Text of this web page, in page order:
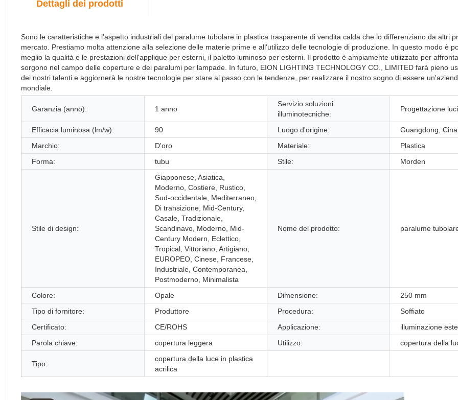
Dettagli dei prodotti
Sono le caratteristiche e l'aspetto industriali del paralume tubolare in plastica trasparente di vendita calda che lo differenziano da altri
mercato. Prestiamo molta attenzione alla selezione delle materie prime e all'utilizzo delle tecnologie di produzione. In questo modo è
meglio la qualità e le prestazioni dell'applique per esterni, il paletto luminoso per esterni. Il prodotto è ampiamente utilizzato per
sorgono nel campo delle coperture e dei paralumi per lampade. In futuro, EION LIGHTING TECHNOLOGY CO., LIMITED farà pieno
dei nostri talenti e aggiornerà le nostre tecnologie per stare al passo con le tendenze, per realizzare il nostro sogno di essere
mondiale.
Garanzia (anno): 1 anno
Servizio soluzioni
illuminotecniche:
Progettazione
Efficacia luminosa (lm/w): 90 Luogo d'origine:
Guangdong, Cina
Marchio:
D'oro Materiale:
Plastica
Forma:
tubu Stile: Morden
Stile di design:
Giapponese, Asiatica,
Moderno, Costiere, Rustico,
Sud-occidentale, Mediterraneo,
Di transizione, Mid-Century,
Casale, Tradizionale,
Scandinavo, Moderno, Mid-
Century Modern, Eclettico,
Tropical, Vittoriano, Artigiano,
EUROPEO, Cinese, Francese,
Industriale, Contemporanea,
Postmoderno, Minimalista
Nome del prodotto: paralume
Colore: Opale Dimensione:
250 mm
Tipo di fornitore:
Produttore Procedura:
Soffiato
Certificato:
CE/ROHS Applicazione:
illuminazione
Parola chiave:
copertura leggera Utilizzo: copertura della
Tipo:
copertura della luce in plastica
acrilica